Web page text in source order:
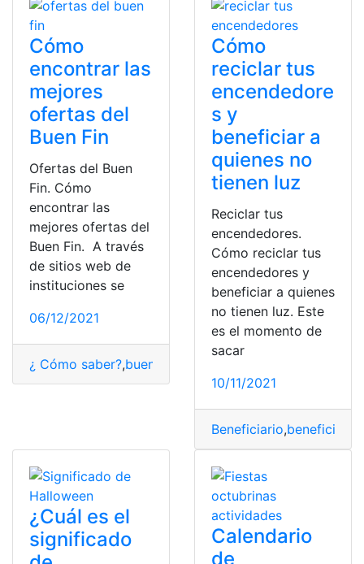
Cómo
encontrar las
mejores
ofertas del
Buen Fin
Ofertas del Buen
Fin. Cómo
encontrar las
mejores ofertas del
Buen Fin. A través
de sitios web de
instituciones se
06/12/2021
¿ Cómo saber?,buen fin
Cómo
reciclar tus
encendedore
s y
beneficiar a
quienes no
tienen luz
Reciclar tus
encendedores.
Cómo reciclar tus
encendedores y
beneficiar a quienes
no tienen luz. Este
es el momento de
sacar
10/11/2021
Beneficiario,
¿Cuál es el
significado
Calendario
de